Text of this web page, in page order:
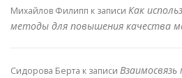
Михайлов Филипп к записи Как
методы для повышения качества
Сидорова Берта к записи